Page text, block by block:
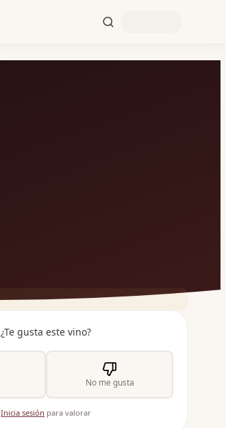
¿Te gusta este vino?
No me gusta
Inicia sesión para valorar